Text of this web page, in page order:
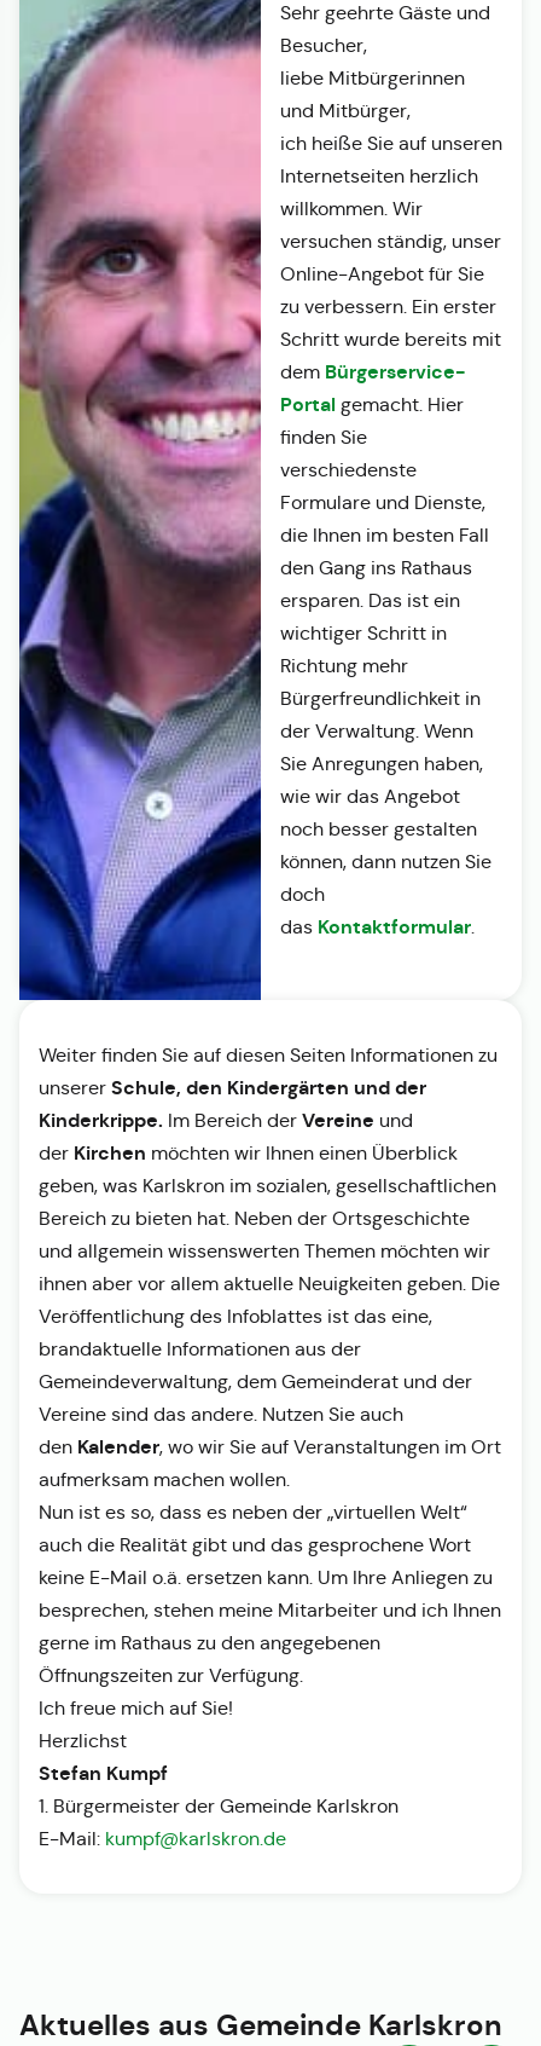
Sehr geehrte Gäste und
Besucher,
liebe Mitbürgerinnen
und Mitbürger,
ich heiße Sie auf unseren
Internetseiten herzlich
willkommen. Wir
versuchen ständig, unser
Online-Angebot für Sie
zu verbessern. Ein erster
Schritt wurde bereits mit
dem Bürgerservice-
Portalgemacht. Hier
finden Sie
verschiedenste
Formulare und Dienste,
die Ihnen im besten Fall
den Gang ins Rathaus
ersparen. Das ist ein
wichtiger Schritt in
Richtung mehr
Bürgerfreundlichkeit in
der Verwaltung. Wenn
Sie Anregungen haben,
wie wir das Angebot
noch besser gestalten
können, dann nutzen Sie
doch
das Kontaktformular.
Weiter finden Sie auf diesen Seiten Informationen zu
unserer Schule, den Kindergärten und der
Kinderkrippe. Im Bereich der Vereine und
der Kirchen möchten wir Ihnen einen Überblick
geben, was Karlskron im sozialen, gesellschaftlichen
Bereich zu bieten hat. Neben der Ortsgeschichte
und allgemein wissenswerten Themen möchten wir
ihnen aber vor allem aktuelle Neuigkeiten geben. Die
Veröffentlichung des Infoblattes ist das eine,
brandaktuelle Informationen aus der
Gemeindeverwaltung, dem Gemeinderat und der
Vereine sind das andere. Nutzen Sie auch
den Kalender, wo wir Sie auf Veranstaltungen im Ort
aufmerksam machen wollen.
Nun ist es so, dass es neben der „virtuellen Welt“
auch die Realität gibt und das gesprochene Wort
keine E-Mail o.ä. ersetzen kann. Um Ihre Anliegen zu
besprechen, stehen meine Mitarbeiter und ich Ihnen
gerne im Rathaus zu den angegebenen
Öffnungszeiten zur Verfügung.
Ich freue mich auf Sie!
Herzlichst
Stefan Kumpf
1. Bürgermeister der Gemeinde Karlskron
E-Mail: kumpf@karlskron.de
Aktuelles aus Gemeinde Karlskron